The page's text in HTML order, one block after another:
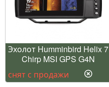
Эхолот Humminbird Helix 7
Chirp MSI GPS G4N
снят с продажи